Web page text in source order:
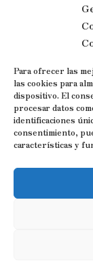
Para ofrecer las
las cookies para
dispositivo. El
procesar datos
identificaciones
consentimiento,
características y
Visitas
Contacto:
C.